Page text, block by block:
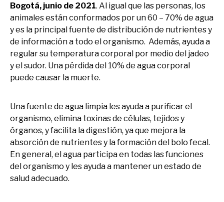
Bogotá, junio de 2021. Al igual que las personas, los
animales están conformados por un 60 – 70% de agua
y es la principal fuente de distribución de nutrientes y
de información a todo el organismo. Además, ayuda a
regular su temperatura corporal por medio del jadeo
y el sudor. Una pérdida del 10% de agua corporal
puede causar la muerte.
Una fuente de agua limpia les ayuda a purificar el
organismo, elimina toxinas de células, tejidos y
órganos, y facilita la digestión, ya que mejora la
absorción de nutrientes y la formación del bolo fecal.
En general, el agua participa en todas las funciones
del organismo y les ayuda a mantener un estado de
salud adecuado.